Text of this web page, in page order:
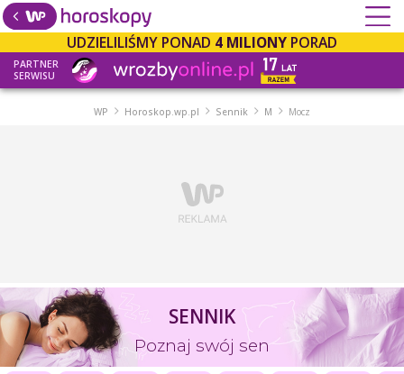
UDZIELILIŚMY PONAD 4 MILIONY PORAD
PARTNER
SERWISU
WP Horoskop.wp.pl Sennik M Mocz
SENNIK
Poznaj swój sen